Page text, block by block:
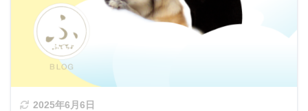
2025年6月6日